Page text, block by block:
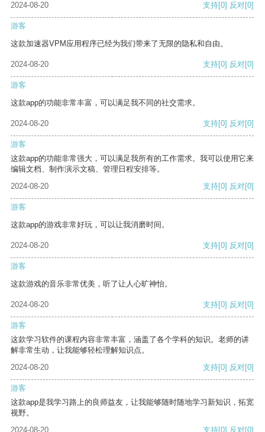
2024-08-20
支持[0] 反对[0]
游客
这款加速器VPM应用程序已经为我们带来了无限的隐私和自由。
2024-08-20 支持[0] 反对[0]
游客
这款app的功能非常丰富，可以满足我不同的社交需求。
2024-08-20 支持[0] 反对[0]
游客
这款app的功能非常强大，可以满足我所有的工作需求。我可以使用它来
编辑文档、制作演示文稿、管理日程安排等。
2024-08-20
支持[0] 反对[0]
游客
这款app的游戏非常好玩，可以让我消磨时间。
2024-08-20 支持[0] 反对[0]
游客
这款游戏的音乐非常优美，听了让人心旷神怡。
2024-08-20 支持[0] 反对[0]
游客
这款学习软件的课程内容非常丰富，涵盖了各个学科的知识。老师的讲
解非常生动，让我能够轻松理解知识点。
2024-08-20
支持[0] 反对[0]
游客
这款app是我学习路上的良师益友，让我能够随时随地学习新知识，拓宽
视野。
2024-08-20
支持[0] 反对[0]